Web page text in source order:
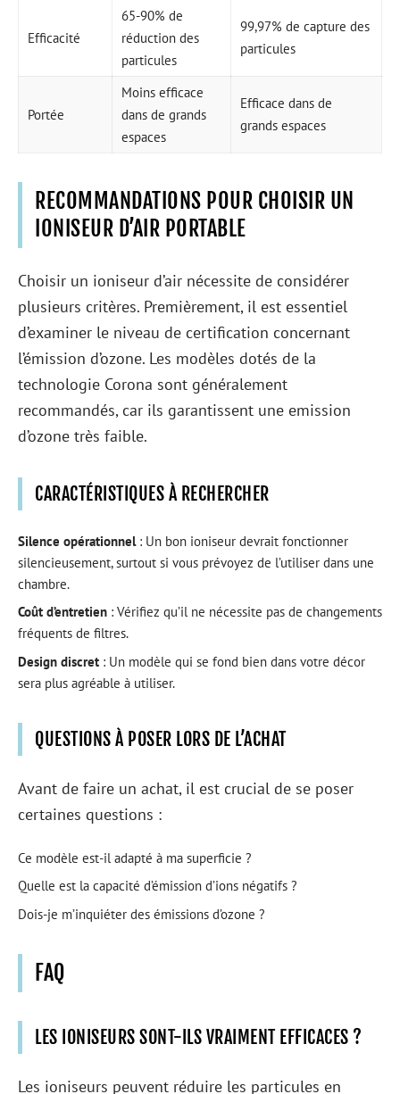
Efficacité
65-90% de
réduction des
particules
99,97% de capture des
particules
Portée
Moins efficace
dans de grands
espaces
Efficace dans de
grands espaces
RECOMMANDATIONS POUR CHOISIR UN
IONISEUR D’AIR PORTABLE
Choisir un ioniseur d’air nécessite de considérer
plusieurs critères. Premièrement, il est essentiel
d’examiner le niveau de certification concernant
l’émission d’ozone. Les modèles dotés de la
technologie Corona sont généralement
recommandés, car ils garantissent une emission
d’ozone très faible.
CARACTÉRISTIQUES À RECHERCHER
Silence opérationnel: Un bon ioniseur devrait fonctionner
silencieusement, surtout si vous prévoyez de l’utiliser dans une
chambre.
Coût d’entretien : Vérifiez qu’il ne nécessite pas de changements
fréquents de filtres.
Design discret : Un modèle qui se fond bien dans votre décor
sera plus agréable à utiliser.
QUESTIONS À POSER LORS DE L’ACHAT
Avant de faire un achat, il est crucial de se poser
certaines questions :
Ce modèle est-il adapté à ma superficie ?
Quelle est la capacité d’émission d’ions négatifs ?
Dois-je m’inquiéter des émissions d’ozone ?
FAQ
LES IONISEURS SONT-ILS VRAIMENT EFFICACES ?
Les ioniseurs peuvent réduire les particules en